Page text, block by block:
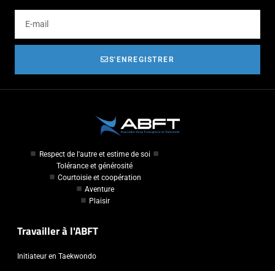
S'ENREGISTRER
Respect de l'autre et estime de soi
Tolérance et générosité
Courtoisie et coopération
Aventure
Plaisir
Travailler à l'ABFT
Initiateur en Taekwondo